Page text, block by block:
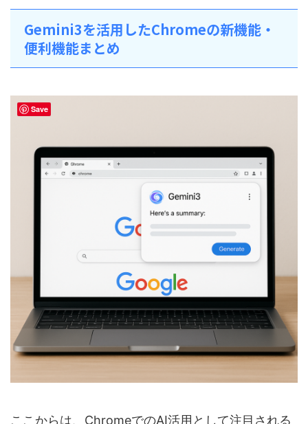
Gemini3を活用したChromeの新機能・
便利機能まとめ
ここからは、ChromeでのAI活用として注目される
Save